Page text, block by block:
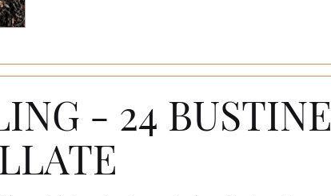
- 24 BUSTINE